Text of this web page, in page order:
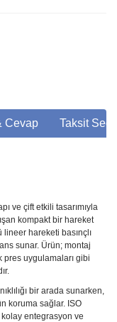
Cevap Taksit
ve çift etkili tasarımıyla
kompakt bir hareket
hareketi basınçlı
sunar. Ürün; montaj
pres uygulamaları gibi
bir arada sunarken,
koruma sağlar. ISO
entegrasyon ve